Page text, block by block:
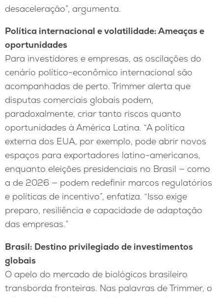
desaceleração”, argumenta.
Política internacional e volatilidade: Ameaças e
oportunidades
Para investidores e empresas, as oscilações do
cenário político-econômico internacional são
acompanhadas de perto. Trimmer alerta que
disputas comerciais globais podem,
paradoxalmente, criar tanto riscos quanto
oportunidades à América Latina. “A política
externa dos EUA, por exemplo, pode abrir novos
espaços para exportadores latino-americanos,
enquanto eleições presidenciais no Brasil — como
a de 2026 — podem redefinir marcos regulatórios
e políticas de incentivo”, enfatiza. “Isso exige
preparo, resiliência e capacidade de adaptação
das empresas.”
Brasil: Destino privilegiado de investimentos
globais
O apelo do mercado de biológicos brasileiro
transborda fronteiras. Nas palavras de Trimmer, o